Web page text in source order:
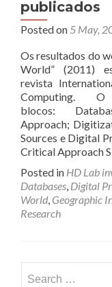
publicados
Posted on 5 May,
Os resultados do
World” (2011)
revista
Computing. O
blocos:
Approach;
Sources e Digital
Critical Approach
Posted in HD Lab
Databases, Digital
World, Geographic
Research